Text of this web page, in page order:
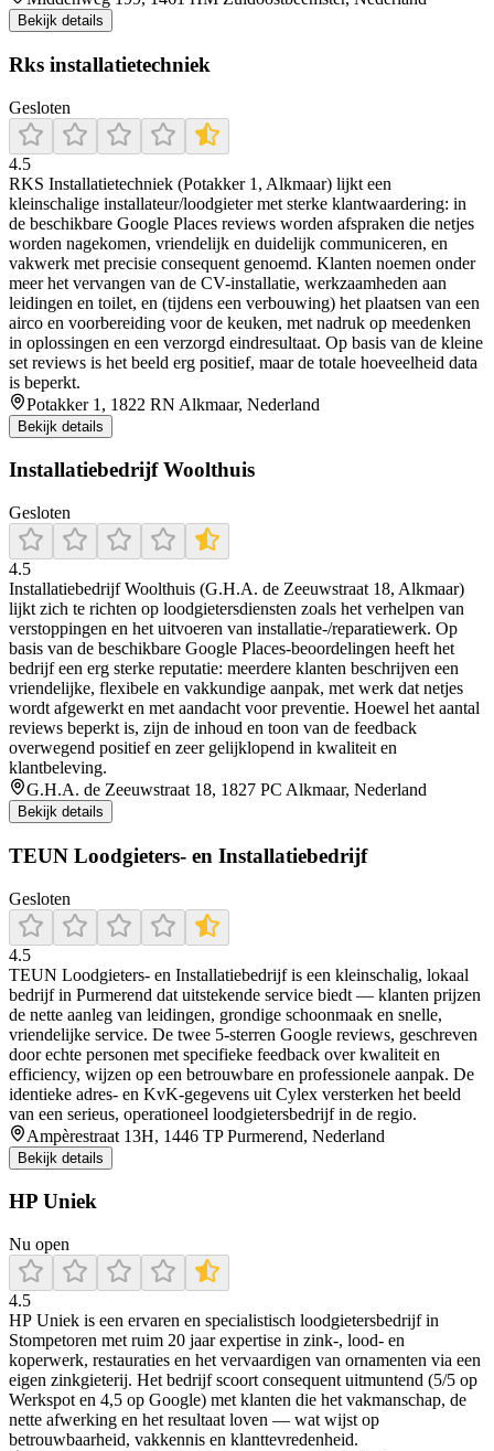
Bekijk details
Rks installatietechniek
Gesloten
4.5
RKS Installatietechniek (Potakker 1, Alkmaar) lijkt een
kleinschalige installateur/loodgieter met sterke klantwaardering: in
de beschikbare Google Places reviews worden afspraken die netjes
worden nagekomen, vriendelijk en duidelijk communiceren, en
vakwerk met precisie consequent genoemd. Klanten noemen onder
meer het vervangen van de CV-installatie, werkzaamheden aan
leidingen en toilet, en (tijdens een verbouwing) het plaatsen van een
airco en voorbereiding voor de keuken, met nadruk op meedenken
in oplossingen en een verzorgd eindresultaat. Op basis van de kleine
set reviews is het beeld erg positief, maar de totale hoeveelheid data
is beperkt.
Potakker 1, 1822 RN Alkmaar, Nederland
Bekijk details
Installatiebedrijf Woolthuis
Gesloten
4.5
Installatiebedrijf Woolthuis (G.H.A. de Zeeuwstraat 18, Alkmaar)
lijkt zich te richten op loodgietersdiensten zoals het verhelpen van
verstoppingen en het uitvoeren van installatie-/reparatiewerk. Op
basis van de beschikbare Google Places-beoordelingen heeft het
bedrijf een erg sterke reputatie: meerdere klanten beschrijven een
vriendelijke, flexibele en vakkundige aanpak, met werk dat netjes
wordt afgewerkt en met aandacht voor preventie. Hoewel het aantal
reviews beperkt is, zijn de inhoud en toon van de feedback
overwegend positief en zeer gelijklopend in kwaliteit en
klantbeleving.
G.H.A. de Zeeuwstraat 18, 1827 PC Alkmaar, Nederland
Bekijk details
TEUN Loodgieters- en Installatiebedrijf
Gesloten
4.5
TEUN Loodgieters‑ en Installatiebedrijf is een kleinschalig, lokaal
bedrijf in Purmerend dat uitstekende service biedt — klanten prijzen
de nette aanleg van leidingen, grondige schoonmaak en snelle,
vriendelijke service. De twee 5‑sterren Google reviews, geschreven
door echte personen met specifieke feedback over kwaliteit en
efficiency, wijzen op een betrouwbare en professionele aanpak. De
identieke adres- en KvK‑gegevens uit Cylex versterken het beeld
van een serieus, operationeel loodgietersbedrijf in de regio.
Ampèrestraat 13H, 1446 TP Purmerend, Nederland
Bekijk details
HP Uniek
Nu open
4.5
HP Uniek is een ervaren en specialistisch loodgietersbedrijf in
Stompetoren met ruim 20 jaar expertise in zink-, lood- en
koperwerk, restauraties en het vervaardigen van ornamenten via een
eigen zinkgieterij. Het bedrijf scoort consequent uitmuntend (5/5 op
Werkspot en 4,5 op Google) met klanten die het vakmanschap, de
nette afwerking en het resultaat loven — wat wijst op
betrouwbaarheid, vakkennis en klanttevredenheid.